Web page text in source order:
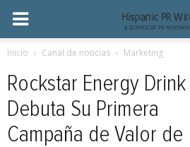
Inicio Canal de noticias Marketing
Rockstar Energy Drink
Debuta Su Primera
Campaña de Valor de